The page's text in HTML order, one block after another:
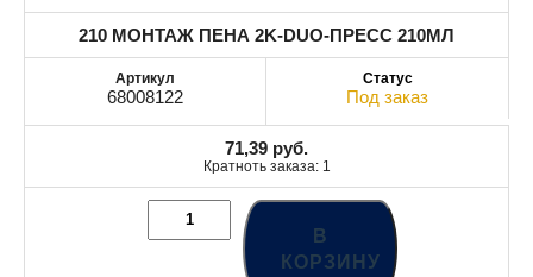
210 МОНТАЖ ПЕНА 2K-DUO-ПРЕСС 210МЛ
68008122 Под заказ
71,39 руб.
Кратноть заказа: 1
В
КОРЗИНУ